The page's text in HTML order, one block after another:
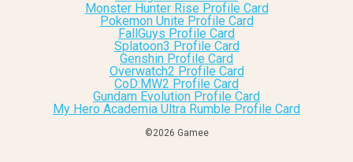
Monster Hunter Rise Profile Card
Pokemon Unite Profile Card
FallGuys Profile Card
Splatoon3 Profile Card
Genshin Profile Card
Overwatch2 Profile Card
CoD:MW2 Profile Card
Gundam Evolution Profile Card
My Hero Academia Ultra Rumble Profile Card
©︎2026 Gamee